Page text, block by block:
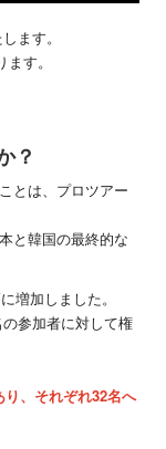
ます。
す。
？
とは、プロツアー
と韓国の最終的な
増加しました。
参加者に対して権
、それぞれ32名へ